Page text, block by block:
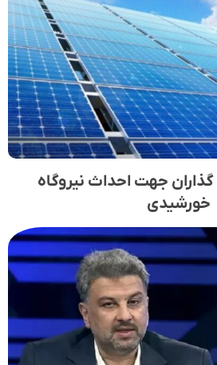
جهت احداث نیروگاه‌
خورشیدی